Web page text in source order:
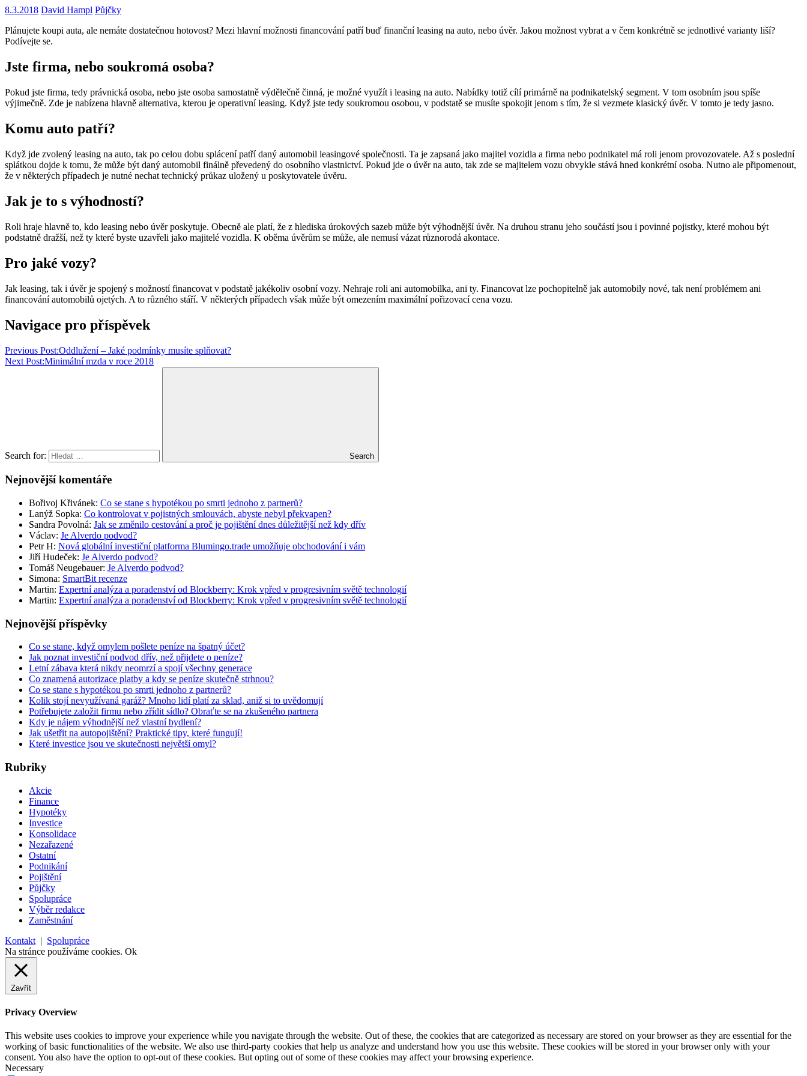
8.3.2018 David Hampl Půjčky
Plánujete koupi auta, ale nemáte dostatečnou hotovost? Mezi hlavní možnosti financování patří buď finanční leasing na auto, nebo úvěr. Jakou možnost vybrat a v čem konkrétně se jednotlivé varianty liší?
Podívejte se.
Jste firma, nebo soukromá osoba?
Pokud jste firma, tedy právnická osoba, nebo jste osoba samostatně výdělečně činná, je možné využít i leasing na auto. Nabídky totiž cílí primárně na podnikatelský segment. V tom osobním jsou spíše
výjimečně. Zde je nabízena hlavně alternativa, kterou je operativní leasing. Když jste tedy soukromou osobou, v podstatě se musíte spokojit jenom s tím, že si vezmete klasický úvěr. V tomto je tedy jasno.
Komu auto patří?
Když jde zvolený leasing na auto, tak po celou dobu splácení patří daný automobil leasingové společnosti. Ta je zapsaná jako majitel vozidla a firma nebo podnikatel má roli jenom provozovatele. Až s poslední
splátkou dojde k tomu, že může být daný automobil finálně převedený do osobního vlastnictví. Pokud jde o úvěr na auto, tak zde se majitelem vozu obvykle stává hned konkrétní osoba. Nutno ale připomenout,
že v některých případech je nutné nechat technický průkaz uložený u poskytovatele úvěru.
Jak je to s výhodností?
Roli hraje hlavně to, kdo leasing nebo úvěr poskytuje. Obecně ale platí, že z hlediska úrokových sazeb může být výhodnější úvěr. Na druhou stranu jeho součástí jsou i povinné pojistky, které mohou být
podstatně dražší, než ty které byste uzavřeli jako majitelé vozidla. K oběma úvěrům se může, ale nemusí vázat různorodá akontace.
Pro jaké vozy?
Jak leasing, tak i úvěr je spojený s možností financovat v podstatě jakékoliv osobní vozy. Nehraje roli ani automobilka, ani ty. Financovat lze pochopitelně jak automobily nové, tak není problémem ani
financování automobilů ojetých. A to různého stáří. V některých případech však může být omezením maximální pořizovací cena vozu.
Navigace pro příspěvek
Previous Post:Oddlužení – Jaké podmínky musíte splňovat?
Next Post:Minimální mzda v roce 2018
Search for: Search
Nejnovější komentáře
Bořivoj Křivánek: Co se stane s hypotékou po smrti jednoho z partnerů?
Lanýž Sopka: Co kontrolovat v pojistných smlouvách, abyste nebyl překvapen?
Sandra Povolná: Jak se změnilo cestování a proč je pojištění dnes důležitější než kdy dřív
Václav: Je Alverdo podvod?
Petr H: Nová globální investiční platforma Blumingo.trade umožňuje obchodování i vám
Jiří Hudeček: Je Alverdo podvod?
Tomáš Neugebauer: Je Alverdo podvod?
Simona: SmartBit recenze
Martin: Expertní analýza a poradenství od Blockberry: Krok vpřed v progresivním světě technologií
Martin: Expertní analýza a poradenství od Blockberry: Krok vpřed v progresivním světě technologií
Nejnovější příspěvky
Co se stane, když omylem pošlete peníze na špatný účet?
Jak poznat investiční podvod dřív, než přijdete o peníze?
Letní zábava která nikdy neomrzí a spojí všechny generace
Co znamená autorizace platby a kdy se peníze skutečně strhnou?
Co se stane s hypotékou po smrti jednoho z partnerů?
Kolik stojí nevyužívaná garáž? Mnoho lidí platí za sklad, aniž si to uvědomují
Potřebujete založit firmu nebo zřídit sídlo? Obraťte se na zkušeného partnera
Kdy je nájem výhodnější než vlastní bydlení?
Jak ušetřit na autopojištění? Praktické tipy, které fungují!
Které investice jsou ve skutečnosti největší omyl?
Rubriky
Akcie
Finance
Hypotéky
Investice
Konsolidace
Nezařazené
Ostatní
Podnikání
Pojištění
Půjčky
Spolupráce
Výběr redakce
Zaměstnání
Kontakt | Spolupráce
Na stránce používáme cookies. Ok
Zavřít
Privacy Overview
This website uses cookies to improve your experience while you navigate through the website. Out of these, the cookies that are categorized as necessary are stored on your browser as they are essential for the
working of basic functionalities of the website. We also use third-party cookies that help us analyze and understand how you use this website. These cookies will be stored in your browser only with your
consent. You also have the option to opt-out of these cookies. But opting out of some of these cookies may affect your browsing experience.
Necessary